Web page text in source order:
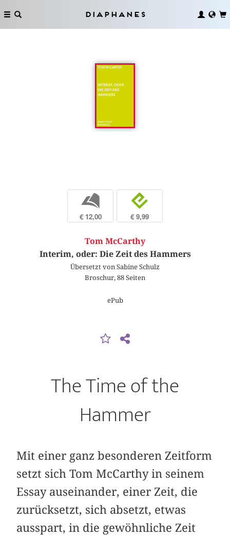
Diaphanes
b
€ 12,00
e
€ 9,99
Tom McCarthy
Interim, oder: Die Zeit des Hammers
Übersetzt von Sabine Schulz
Broschur, 88 Seiten
ePub
The Time of the
Hammer
Mit einer ganz besonderen Zeitform
setzt sich Tom McCarthy in seinem
Essay auseinander, einer Zeit, die
zurücksetzt, sich absetzt, etwas
ausspart, in die gewöhnliche Zeit